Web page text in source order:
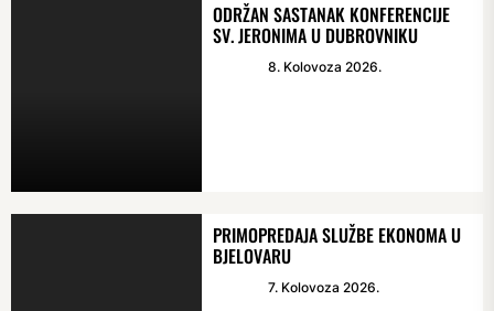
ODRŽAN SASTANAK KONFERENCIJE
SV. JERONIMA U DUBROVNIKU
8. Kolovoza 2026.
PRIMOPREDAJA SLUŽBE EKONOMA U
BJELOVARU
7. Kolovoza 2026.